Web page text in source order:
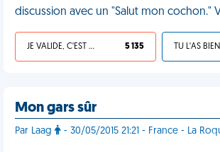
discussion avec un "Salut mon cochon."
JE VALIDE, C'EST UNE VDM 5 135
Mon gars sûr
Par Laag - 30/05/2015 21:21 - France - La